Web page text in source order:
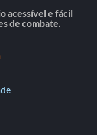
acessível e fácil
de combate.